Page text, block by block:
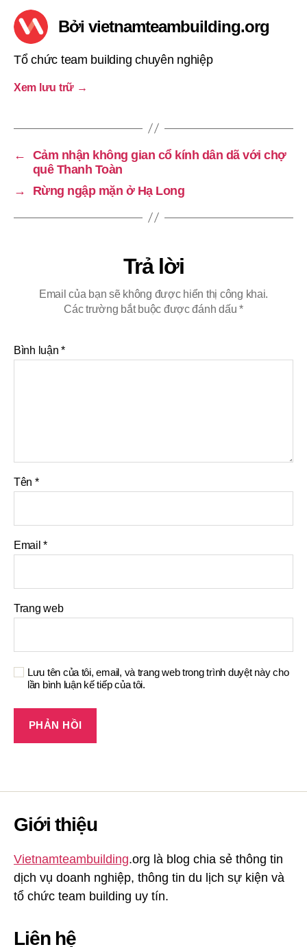
Bởi vietnamteambuilding.org
Tổ chức team building chuyên nghiệp
Xem lưu trữ →
←
Cảm nhận không gian cổ kính dân dã với chợ
quê Thanh Toàn
→
Rừng ngập mặn ở Hạ Long
Trả lời
Email của bạn sẽ không được hiển thị công khai.
Các trường bắt buộc được đánh dấu*
Bình luận*
Tên *
Email*
Trang web
Lưu tên của tôi, email, và trang web trong trình duyệt này cho
lần bình luận kế tiếp của tôi.
Giới thiệu
Vietnamteambuilding.org là blog chia sẻ thông tin
dịch vụ doanh nghiệp, thông tin du lịch sự kiện và
tổ chức team building uy tín.
Liên hệ